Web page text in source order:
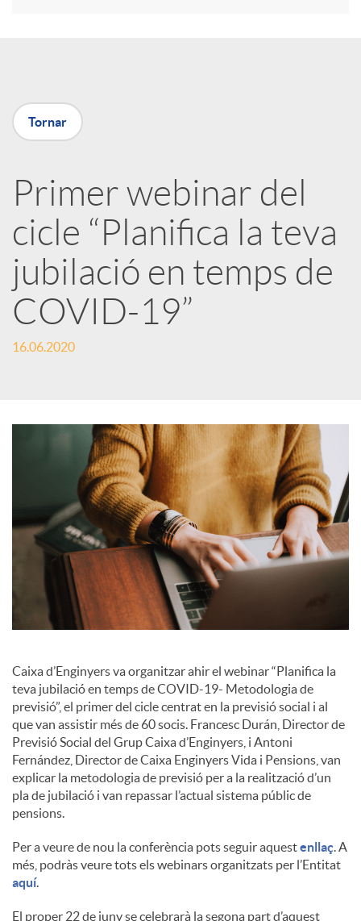
X
a
r
x
e
o
c
i
l
s
Tornar
Primer webinar del
cicle “Planifica la teva
jubilació en temps de
COVID-19”
16.06.2020
Caixa d’Enginyers va organitzar ahir el webinar “Planifica la
teva jubilació en temps de COVID-19- Metodologia de
previsió”, el primer del cicle centrat en la previsió social i al
que van assistir més de 60 socis. Francesc Durán, Director de
Previsió Social del Grup Caixa d’Enginyers, i Antoni
Fernández, Director de Caixa Enginyers Vida i Pensions, van
explicar la metodologia de previsió per a la realització d’un
pla de jubilació i van repassar l’actual sistema públic de
pensions.
Per a veure de nou la conferència pots seguir aquestenllaç. A
més, podràs veure tots els webinars organitzats per l’Entitat
aquí.
El proper 22 de juny se celebrarà la segona part d’aquest